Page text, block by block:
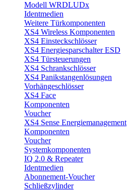
Modell WRDLUDx
Identmedien
Weitere Türkomponenten
XS4 Wireless Komponenten
XS4 Einsteckschlösser
XS4 Energiesparschalter ESD
XS4 Türsteuerungen
XS4 Schrankschlösser
XS4 Panikstangenlösungen
Vorhängeschlösser
XS4 Face
Komponenten
Voucher
XS4 Sense Energiemanagement
Komponenten
Voucher
Systemkomponenten
IQ 2.0 & Repeater
Identmedien
Abonnement-Voucher
Schließzylinder